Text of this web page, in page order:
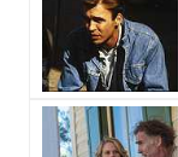
فیلم
فیلم ماچت
آن نقش و